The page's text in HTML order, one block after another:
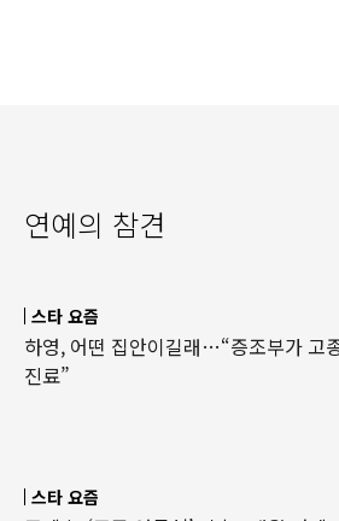
연예의 참견
스타 요즘
하영, 어떤 집안이길래…“증조부가 고
진료”
스타 요즘